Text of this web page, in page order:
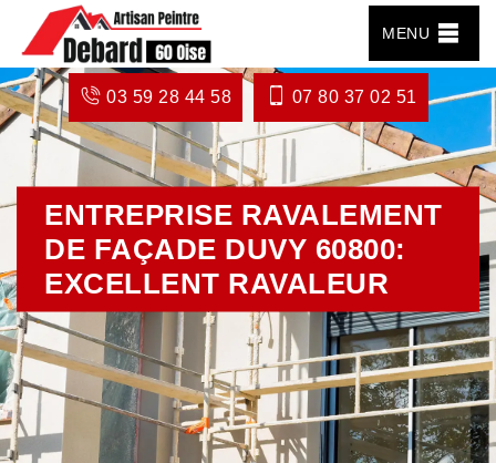
MENU
03 59 28 44 58 07 80 37 02 51
ENTREPRISE RAVALEMENT
DE FAÇADE DUVY 60800:
EXCELLENT RAVALEUR